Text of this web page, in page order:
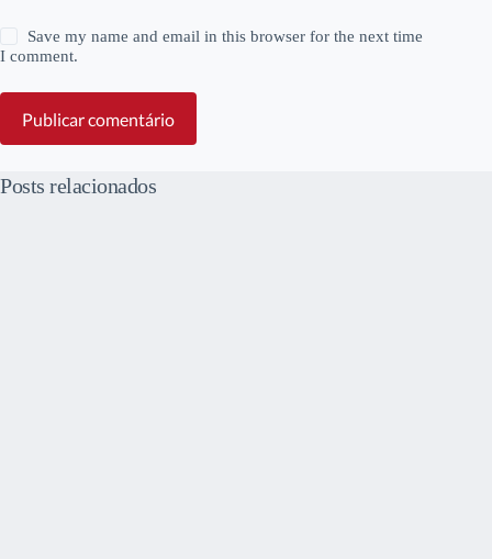
Save my name and email in this browser for the next time
I comment.
Publicar comentário
Posts relacionados